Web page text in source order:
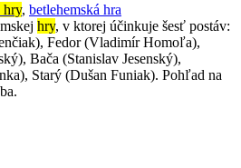
hry, betlehemská hra
hry, v ktorej účinkuje šesť postáv:
Fedor (Vladimír Homoľa),
Bača (Stanislav Jesenský),
Starý (Dušan Funiak). Pohľad na